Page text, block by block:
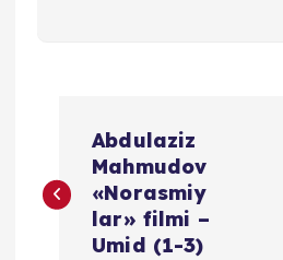
o
s
Abdulaziz
Mahmudov
«Norasmiy
lar» filmi –
Umid (1-3)